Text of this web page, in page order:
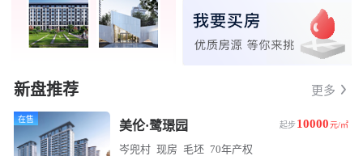
新盘推荐 更多
在售 美伦·鹭璟园 起步10000元/㎡
岑兜村 现房 毛坯 70年产权